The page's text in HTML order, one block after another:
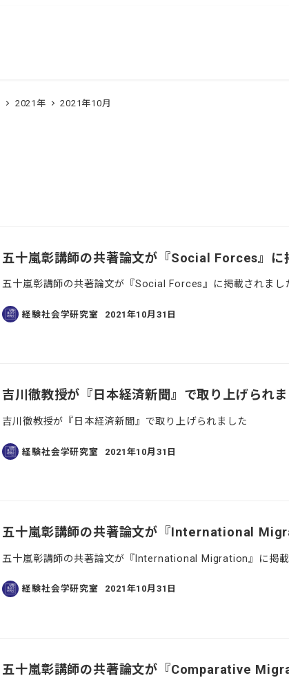
2021年 2021年10月
五十嵐彰講師の共著論文が『Social Forces』に
五十嵐彰講師の共著論文が『Social Forces』に掲載されまし
経験社会学研究室
投稿日
2021年10月31日
吉川徹教授が『日本経済新聞』で取り上げられ
吉川徹教授が『日本経済新聞』で取り上げられました
経験社会学研究室
投稿日
2021年10月31日
五十嵐彰講師の共著論文が『International
五十嵐彰講師の共著論文が『International Migration』に掲
経験社会学研究室
投稿日
2021年10月31日
五十嵐彰講師の共著論文が『Comparative